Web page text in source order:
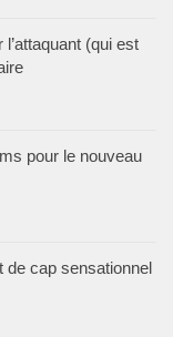
(qui est
pour le nouveau
de cap sensationnel